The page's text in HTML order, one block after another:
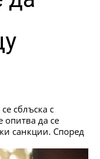
сблъска с
опитва да се
санкции. Според